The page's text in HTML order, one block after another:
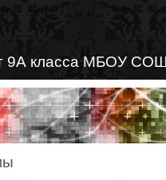
9А класса МБОУ